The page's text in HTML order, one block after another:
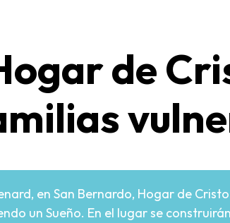
de
en San Bernardo, Hogar de
un Sueño. En el lugar se